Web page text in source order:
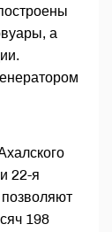
а
22-я
198